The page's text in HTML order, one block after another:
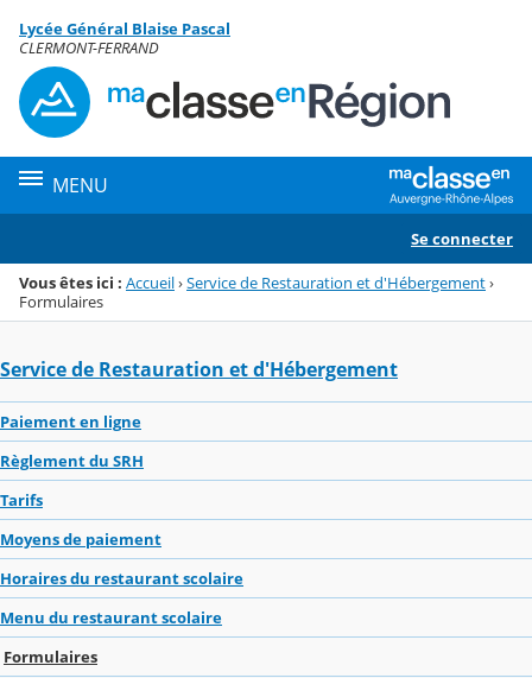
Menu de la rubrique
Contenu
Lycée Général Blaise Pascal
CLERMONT-FERRAND
MENU
Se connecter
Vous êtes ici : Accueil›Service de Restauration et d'Hébergement›
Formulaires
Service de Restauration et d'Hébergement
Paiement en ligne
Règlement du SRH
Tarifs
Moyens de paiement
Horaires du restaurant scolaire
Menu du restaurant scolaire
Formulaires